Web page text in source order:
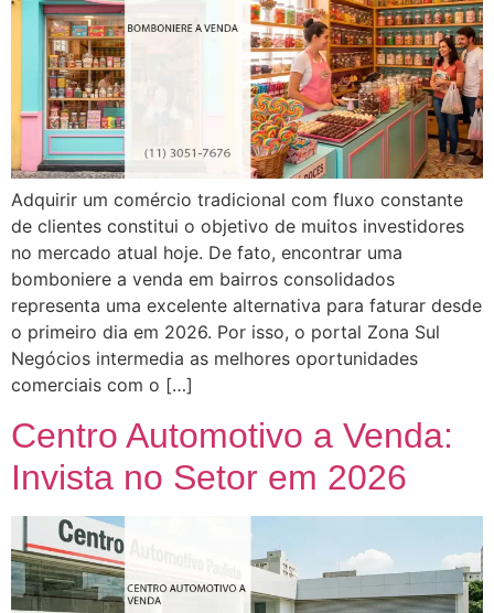
Adquirir um comércio tradicional com fluxo constante
de clientes constitui o objetivo de muitos investidores
no mercado atual hoje. De fato, encontrar uma
bomboniere a venda em bairros consolidados
representa uma excelente alternativa para faturar desde
o primeiro dia em 2026. Por isso, o portal Zona Sul
Negócios intermedia as melhores oportunidades
comerciais com o […]
Centro Automotivo a Venda:
Invista no Setor em 2026